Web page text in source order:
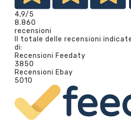
4,9/5
8.860
recensioni
Il totale delle recensioni
di:
Recensioni Feedaty
3850
Recensioni Ebay
5010